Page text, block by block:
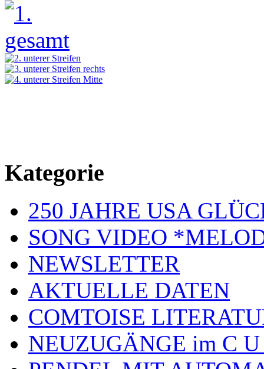
Kategorie
250 JAHRE USA
SONG VIDEO
NEWSLETTER
AKTUELLE DATEN
COMTOISE
NEUZUGÄNGE im C